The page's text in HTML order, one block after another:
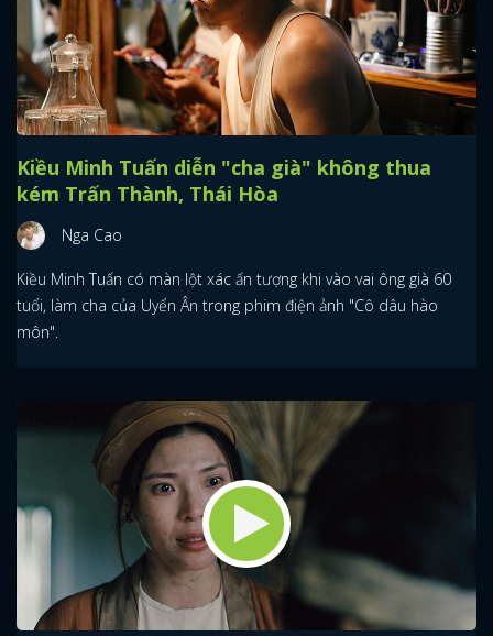
Kiều Minh Tuấn diễn "cha già" không thua
kém Trấn Thành, Thái Hòa
Nga Cao
Kiều Minh Tuấn có màn lột xác ấn tượng khi vào vai ông già 60
tuổi, làm cha của Uyển Ân trong phim điện ảnh "Cô dâu hào
môn".